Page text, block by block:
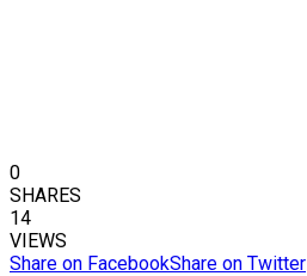
0
SHARES
14
VIEWS
Share on FacebookShare on Twitter